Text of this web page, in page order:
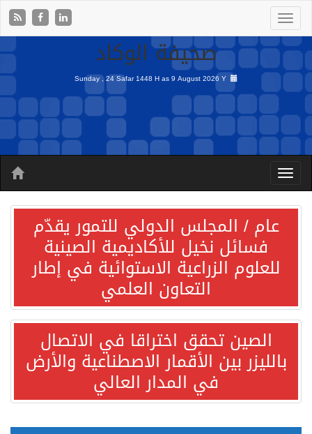
صحيفة الوكاد
Sunday , 24 Safar 1448 H as9 August 2026 Y
عام / المجلس الدولي للتمور يقدّم
فسائل نخيل للأكاديمية الصينية
للعلوم الزراعية الاستوائية في إطار
التعاون العلمي
الصين تحقق اختراقا في الاتصال
بالليزر بين الأقمار الاصطناعية والأرض
في المدار العالي